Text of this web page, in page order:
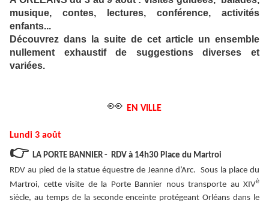
musique, contes, lectures, conférence, activités
enfants...
Découvrez dans la suite de cet article un ensemble
nullement exhaustif de suggestions diverses et
variées.
👀 EN VILLE
Lundi 3 août
👉 LA PORTE BANNIER - RDV à 14h30 Place du Martroi
RDV au pied de la statue équestre de Jeanne d’Arc. Sous la place du
Martroi, cette visite de la Porte Bannier nous transporte au XIVè
siècle, au temps de la seconde enceinte protégeant Orléans dans le